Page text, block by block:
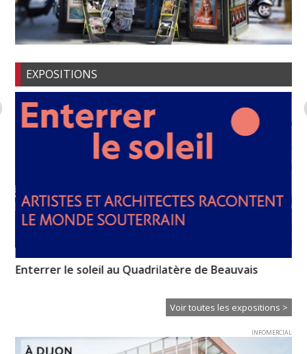
EXPOSITIONS
Un regard sur Brancusi
Voir toutes les expositions >
INFOMERCIAL